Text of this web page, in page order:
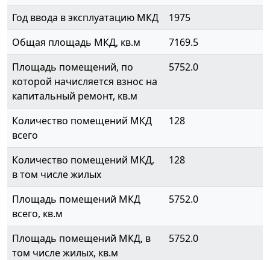
Год ввода в эксплуатацию МКД
1975
Общая площадь МКД, кв.м
7169.5
Площадь помещений, по
которой начисляется взнос на
капитальный ремонт, кв.м
5752.0
Количество помещений МКД
всего
128
Количество помещений МКД,
в том числе жилых
128
Площадь помещений МКД
всего, кв.м
5752.0
Площадь помещений МКД, в
том числе жилых, кв.м
5752.0